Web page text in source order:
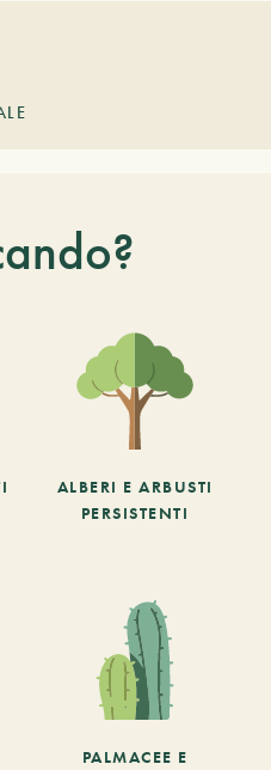
ALBERI E ARBUSTI
PERSISTENTI
PALMACEE E